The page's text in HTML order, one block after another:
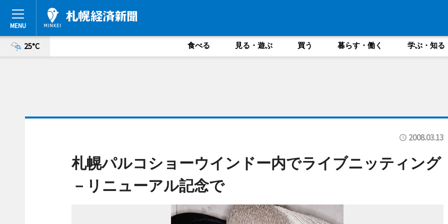
25°C 食べる 見る・遊ぶ 買う 暮らす・働く 学ぶ・知る
2008.03.13
札幌パルコショーウインドー内でライブニッティング
－リニューアル記念で